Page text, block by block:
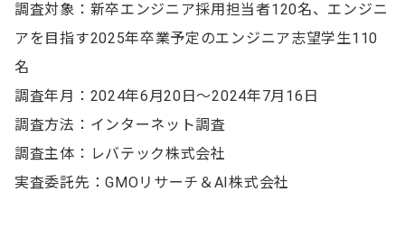
調査対象：新卒エンジニア採用担当者120名、エンジニ
アを目指す2025年卒業予定のエンジニア志望学生110
名
調査年月：2024年6月20日～2024年7月16日
調査方法：インターネット調査
調査主体：レバテック株式会社
実査委託先：GMOリサーチ＆AI株式会社